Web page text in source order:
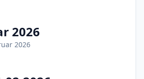
2026
2026